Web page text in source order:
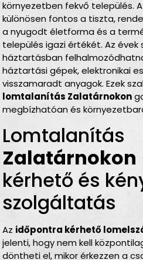
környezetben fekvő település.
különösen fontos a tiszta,
a nyugodt életforma és a
település igazi értékét. Az
háztartásban
háztartási gépek, elektronikai
visszamaradt anyagok. Ezek
lomtalanítás Zalatárnokon
megbízhatóan és
Lomtalanítás
Zalatárnokon
kérhető és
szolgáltatás
Az időpontra kérhető
jelenti, hogy nem kell
döntheti el, mikor érkezzen a